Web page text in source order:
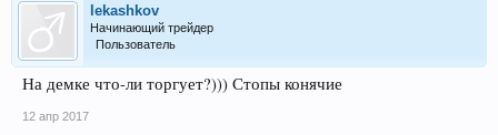
lekashkov
Начинающий трейдер
Пользователь
На демке что-ли торгует?))) Стопы конячие
12 апр 2017